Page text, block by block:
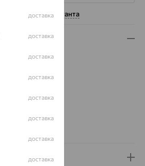
помощь консультанта
РОССИЯ
доставка
доставка
доставка
доставка
доставка
доставка
доставка
доставка